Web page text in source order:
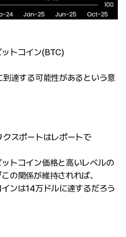
トコイン(BTC)
達する可能性があるという意
スポートはレポートで
トコイン価格と高いレベルの
の関係が維持されれば、
ンは14万ドルに達するだろう